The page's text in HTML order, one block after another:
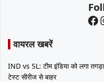
वायरल खबरें
IND vs SL: टीम इंडिया को लगा
टेस्ट सीरीज से बाहर